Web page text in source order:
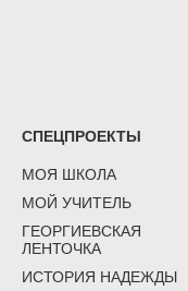
СПЕЦПРОЕКТЫ
МОЯ ШКОЛА
МОЙ УЧИТЕЛЬ
ГЕОРГИЕВСКАЯ
ЛЕНТОЧКА
ИСТОРИЯ НАДЕЖДЫ